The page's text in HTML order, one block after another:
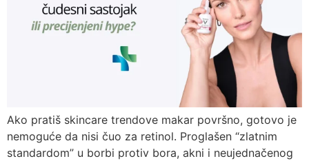
Ako pratiš skincare trendove makar površno, gotovo je
nemoguće da nisi čuo za retinol. Proglašen “zlatnim
standardom” u borbi protiv bora, akni i neujednačenog